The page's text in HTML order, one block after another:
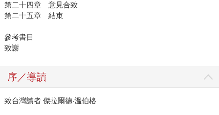
第二十四章 意見合致
第二十五章 結束
參考書目
致謝
序／導讀
致台灣讀者 傑拉爾德‧溫伯格